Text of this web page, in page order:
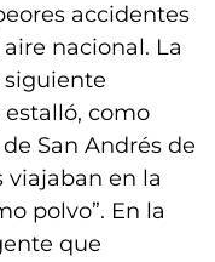
accidentes
nacional. La
estalló, como
San Andrés de
viajaban en la
polvo”. En la
que